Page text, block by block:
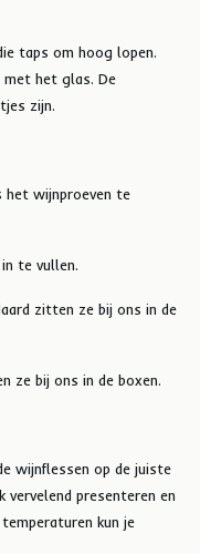
taps om hoog lopen.
met het glas. De
zijn.
het wijnproeven te
te vullen.
zitten ze bij ons in de
ze bij ons in de boxen.
wijnflessen op de juiste
presenteren en
kun je